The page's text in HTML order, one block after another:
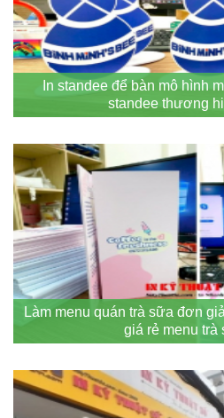
In standee để bàn mô hình
standee thương
Làm menu quán trà sữa đơn
giá rẻ menu trà